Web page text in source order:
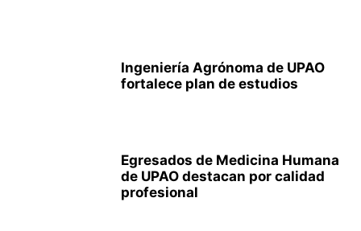
Ingeniería Agrónoma de UPAO
fortalece plan de estudios
Egresados de Medicina Humana
de UPAO destacan por calidad
profesional